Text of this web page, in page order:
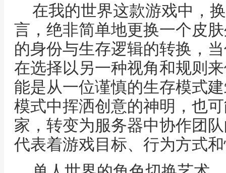
在我的世界这款游戏中，
言，绝非简单地更换一个皮
的身份与生存逻辑的转换，
在选择以另一种视角和规则
能是从一位谨慎的生存模式
模式中挥洒创意的神明，也
家，转变为服务器中协作团
代表着游戏目标、行为方式